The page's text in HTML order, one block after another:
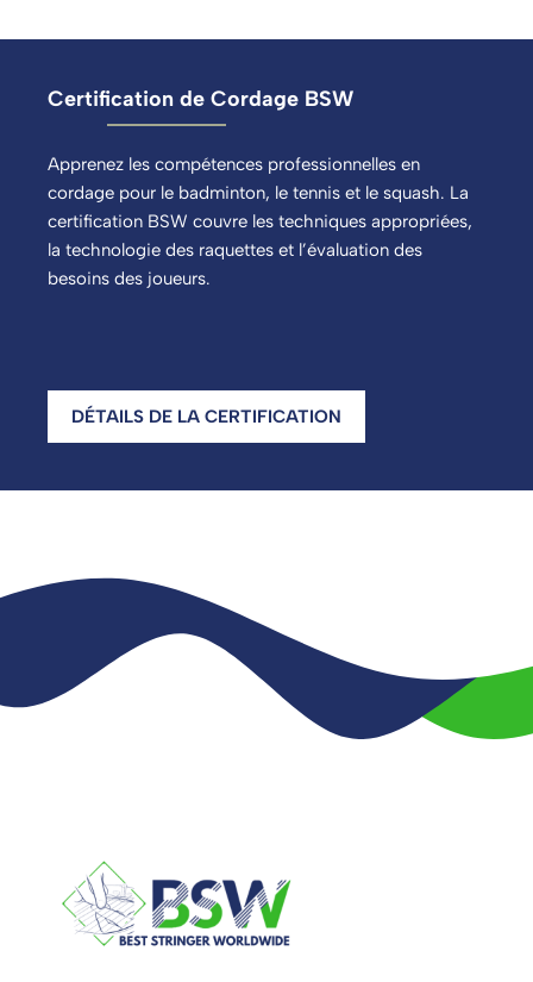
Certification de Cordage BSW
Apprenez les compétences professionnelles en
cordage pour le badminton, le tennis et le squash. La
certification BSW couvre les techniques appropriées,
la technologie des raquettes et l’évaluation des
besoins des joueurs.
DÉTAILS DE LA CERTIFICATION